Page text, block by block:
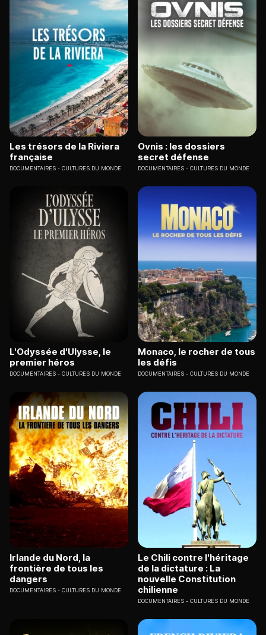
Les trésors de la Riviera
française
DOCUMENTAIRES CULTURES DU MONDE
Ovnis : les dossiers
secret défense
DOCUMENTAIRES CULTURES DU MONDE
L'Odyssée d'Ulysse, le
premier héros
DOCUMENTAIRES CULTURES DU MONDE
Monaco, le rocher de tous
les défis
DOCUMENTAIRES CULTURES DU MONDE
Irlande du Nord, la
frontière de tous les
dangers
DOCUMENTAIRES CULTURES DU MONDE
Le Chili contre l'héritage
de la dictature : La
nouvelle Constitution
chilienne
DOCUMENTAIRES CULTURES DU MONDE